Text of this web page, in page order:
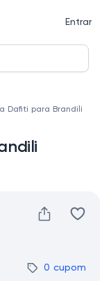
Entrar
Dafiti para Brandili
0 cupom